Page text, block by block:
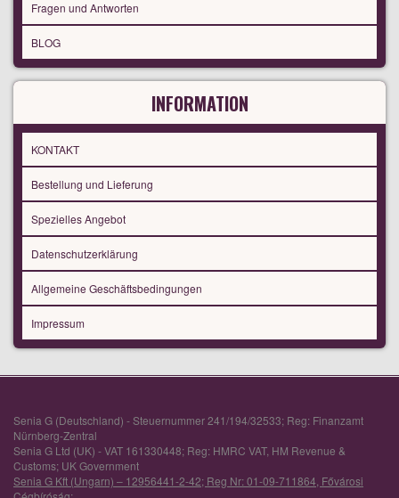
Fragen und Antworten
BLOG
INFORMATION
KONTAKT
Bestellung und Lieferung
Spezielles Angebot
Datenschutzerklärung
Allgemeine Geschäftsbedingungen
Impressum
Senia G (Deutschland) - Steuernummer 241/194/32533; Reg: Finanzamt
Nürnberg-Zentral
Senia G Ltd (UK) - VAT 161330448; Reg: HMRC VAT, HM Revenue &
Customs; UK Government
Senia G Kft (Ungarn) – 12956441-2-42; Reg Nr: 01-09-711864, Fővárosi